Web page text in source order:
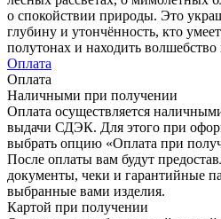
о спокойствии природы. Это
глубину и утончённость, кто
полутонах и находить
Оплата
Оплата
Наличными при получении
Оплата осуществляется
выдачи СДЭК. Для этого при
выбрать опцию «Оплата при
После оплаты вам будут
документы, чеки и гарантийные
выбранные вами изделия.
Картой при получении